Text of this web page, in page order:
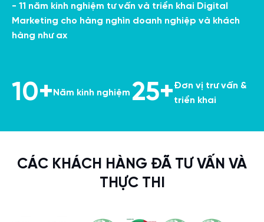
- 11 năm kinh nghiệm tư vấn và triển khai Digital
Marketing cho hàng nghìn doanh nghiệp và khách
hàng như ax
10+ Năm kinh nghiệm 25+Đơn vị trư vấn &
triển khai
CÁC KHÁCH HÀNG ĐÃ TƯ VẤN VÀ
THỰC THI